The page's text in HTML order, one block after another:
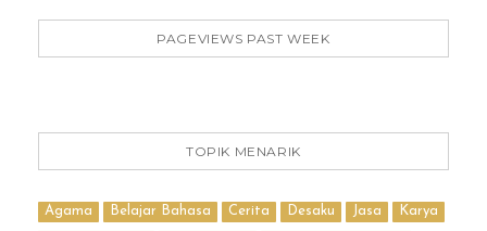
PAGEVIEWS PAST WEEK
TOPIK MENARIK
Agama Belajar Bahasa Cerita Desaku Jasa Karya